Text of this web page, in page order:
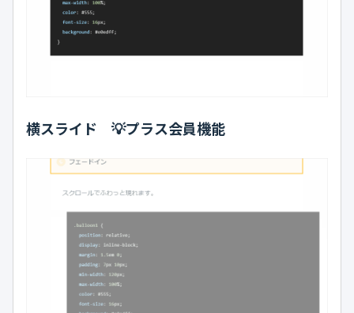
横スライド 💡プラス会員機能